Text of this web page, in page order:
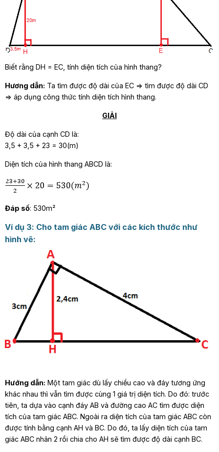
Biết rằng DH = EC, tính diện tích của hình thang?
Hương dẫn: Ta tìm được độ dài của EC => tìm được độ dài CD
=> áp dụng công thức tính diện tích hình thang.
GIẢI
Độ dài của cạnh CD là:
3,5 + 3,5 + 23 = 30(m)
Diện tích của hình thang ABCD là:
Đáp số: 530m²
Ví dụ 3: Cho tam giác ABC với các kích thước như
hình vẽ:
Hướng dẫn: Một tam giác dù lấy chiều cao và đáy tương ứng
khác nhau thì vẫn tìm được cùng 1 giá trị diện tích. Do đó: trước
tiên, ta dựa vào cạnh đáy AB và đường cao AC tìm được diện
tích của tam giác ABC. Ngoài ra diện tích của tam giác ABC còn
được tính bằng cạnh AH và BC. Do đó, ta lấy diện tích của tam
giác ABC nhân 2 rồi chia cho AH sẽ tìm được độ dài cạnh BC.